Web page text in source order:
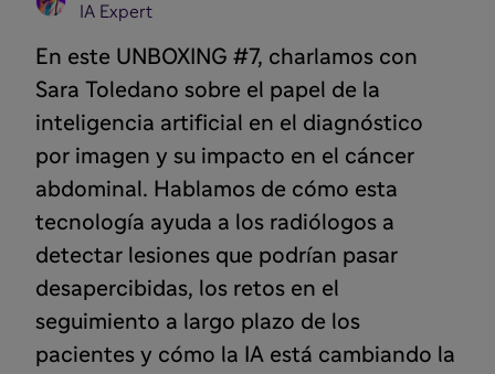
IA Expert
En este UNBOXING #7, charlamos con
Sara Toledano sobre el papel de la
inteligencia artificial en el diagnóstico
por imagen y su impacto en el cáncer
abdominal. Hablamos de cómo esta
tecnología ayuda a los radiólogos a
detectar lesiones que podrían pasar
desapercibidas, los retos en el
seguimiento a largo plazo de los
pacientes y cómo la IA está cambiando la